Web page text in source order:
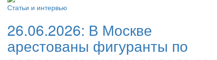
Статьи и интервью
26.06.2026: В Москве
арестованы фигуранты по